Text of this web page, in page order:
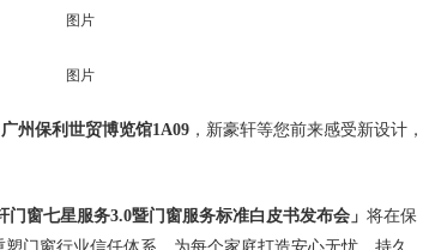
广州保利世贸博览馆1A09 ，新豪轩等您前来感受新设计，
门窗七星服务3.0暨门窗服务标准白皮书发布会」 将在保